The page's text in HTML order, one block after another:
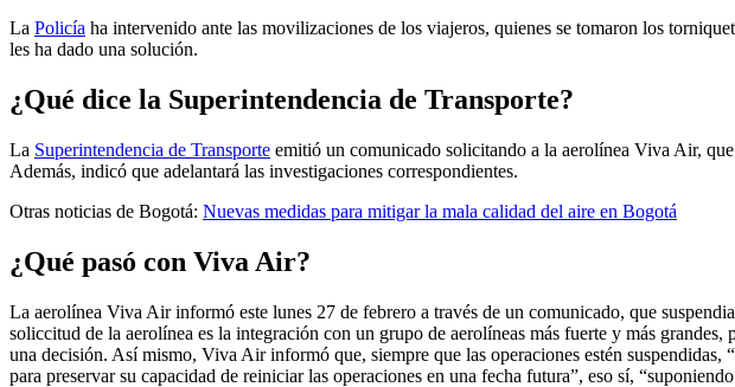
La Policía ha intervenido ante las movilizaciones de los viajeros, quienes se tomaron los
les ha dado una solución.
¿Qué dice la Superintendencia de Transporte?
La Superintendencia de Transporte emitió un comunicado solicitando a la aerolínea Viva Air,
Además, indicó que adelantará las investigaciones correspondientes.
Otras noticias de Bogotá: Nuevas medidas para mitigar la mala calidad del aire en Bogotá
¿Qué pasó con Viva Air?
La aerolínea Viva Air informó este lunes 27 de febrero a través de un comunicado, que
soliccitud de la aerolínea es la integración con un grupo de aerolíneas más fuerte y más
una decisión. Así mismo, Viva Air informó que, siempre que las operaciones estén
para preservar su capacidad de reiniciar las operaciones en una fecha futura”, eso sí,